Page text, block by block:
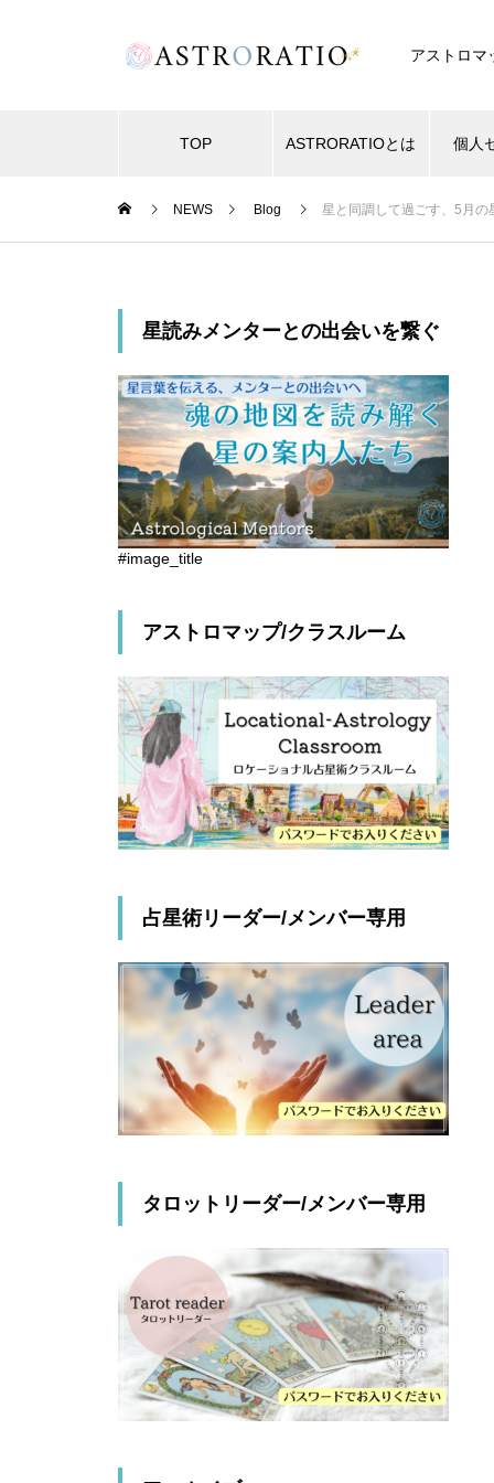
アストロマ
TOP ASTRORATIOとは 個人
NEWS Blog 星と同調して過ごす、5月の
星読みメンターとの出会いを繋ぐ
#image_title
アストロマップ/クラスルーム
占星術リーダー/メンバー専用
タロットリーダー/メンバー専用